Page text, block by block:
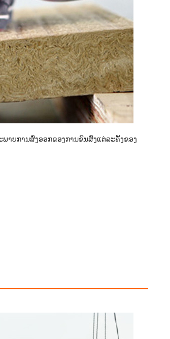
າບການສົ່ງອອກຂອງການຂົນສົ່ງແຕ່ລະຄັ້ງຂອງ